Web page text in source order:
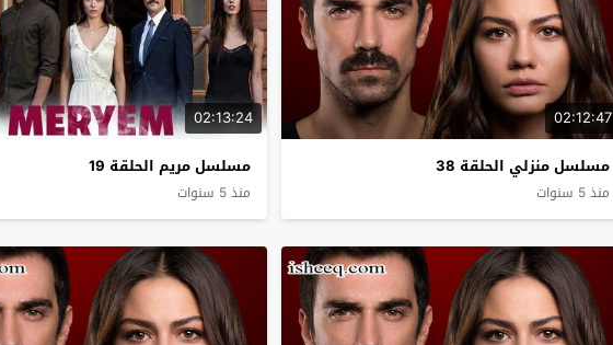
02:12:47
مسلسل منزلي الحلقة 38
منذ 5 سنوات
02:13:24
مسلسل مريم الحلقة 19
منذ 5 سنوات